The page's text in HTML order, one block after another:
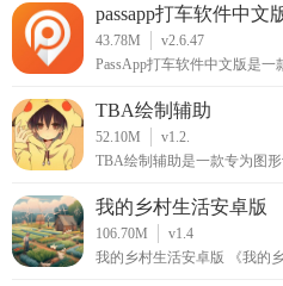
passapp打车软件中文
43.78M
v2.6.47
PassApp打车软件中文版是一
TBA绘制辅助
52.10M
v1.2.
TBA绘制辅助是一款专为图
我的乡村生活安卓版
106.70M
v1.4
我的乡村生活安